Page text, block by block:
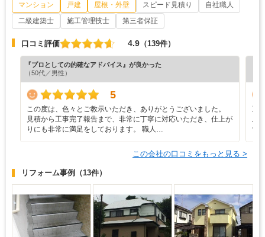
マンション 戸建 屋根・外壁 スピード見積り
自社職人
二級建築士
施工管理技士 第三者保証
口コミ評価 4.9 （139件）
『プロとしての的確なアドバイス』が良かった
（50代／男性）
5
この度は、色々とご教示いただき、ありがとうございました。
見積から工事完了報告まで、非常に丁寧に対応いただき、仕上が
りにも非常に満足をしております。 職人…
工
止
ず
この会社の口コミをもっと見る >
リフォーム事例 （13件）